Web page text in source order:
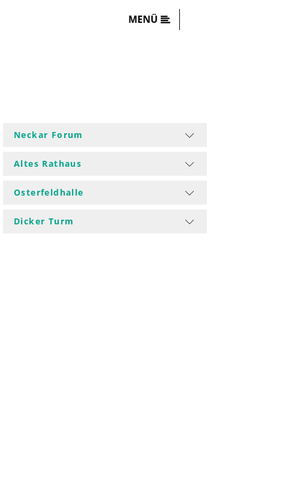
MENÜ
Neckar Forum
Altes Rathaus
Osterfeldhalle
Dicker Turm